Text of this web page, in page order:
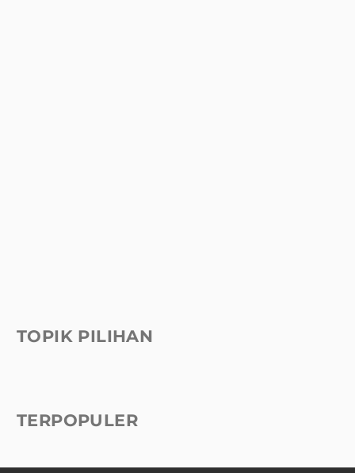
TOPIK PILIHAN
TERPOPULER